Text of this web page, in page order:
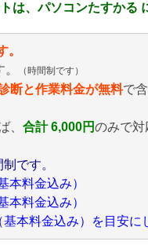
は、パソコンたすかる
。
（時間制です）
断と作業料金が無料で
、 合計 6,000円のみで対
です。
料金込み）
料金込み）
本料金込み）を目安に